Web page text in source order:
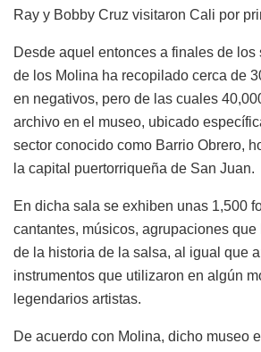
Ray y Bobby Cruz visitaron Cali por
Desde aquel entonces a finales de los
de los Molina ha recopilado cerca de
en negativos, pero de las cuales
archivo en el museo, ubicado
sector conocido como Barrio Obrero,
la capital puertorriqueña de San Juan.
En dicha sala se exhiben unas 1,500
cantantes, músicos, agrupaciones que
de la historia de la salsa, al igual que
instrumentos que utilizaron en algún
legendarios artistas.
De acuerdo con Molina, dicho museo